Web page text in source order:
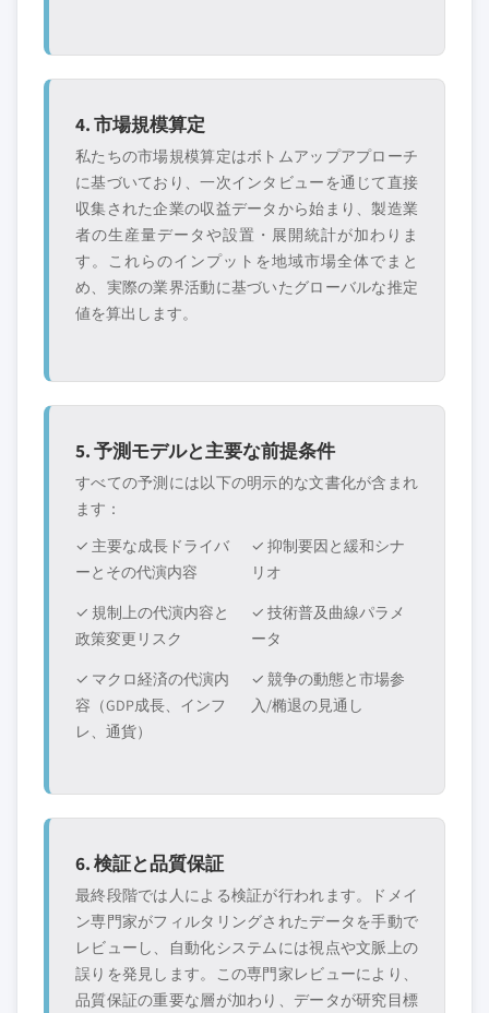
4. 市場規模算定
私たちの市場規模算定はボトムアップアプローチ
に基づいており、一次インタビューを通じて直接
収集された企業の収益データから始まり、製造業
者の生産量データや設置・展開統計が加わりま
す。これらのインプットを地域市場全体でまと
め、実際の業界活動に基づいたグローバルな推定
値を算出します。
5. 予測モデルと主要な前提条件
すべての予測には以下の明示的な文書化が含まれ
ます：
✓ 主要な成長ドライバ
ーとその代演内容
✓ 抑制要因と緩和シナ
リオ
✓ 規制上の代演内容と
政策変更リスク
✓ 技術普及曲線パラメ
ータ
✓ マクロ経済の代演内
容（GDP成長、インフ
レ、通貨）
✓ 競争の動態と市場参
入/椭退の見通し
6. 検証と品質保証
最終段階では人による検証が行われます。ドメイ
ン専門家がフィルタリングされたデータを手動で
レビューし、自動化システムには視点や文脈上の
誤りを発見します。この専門家レビューにより、
品質保証の重要な層が加わり、データが研究目標